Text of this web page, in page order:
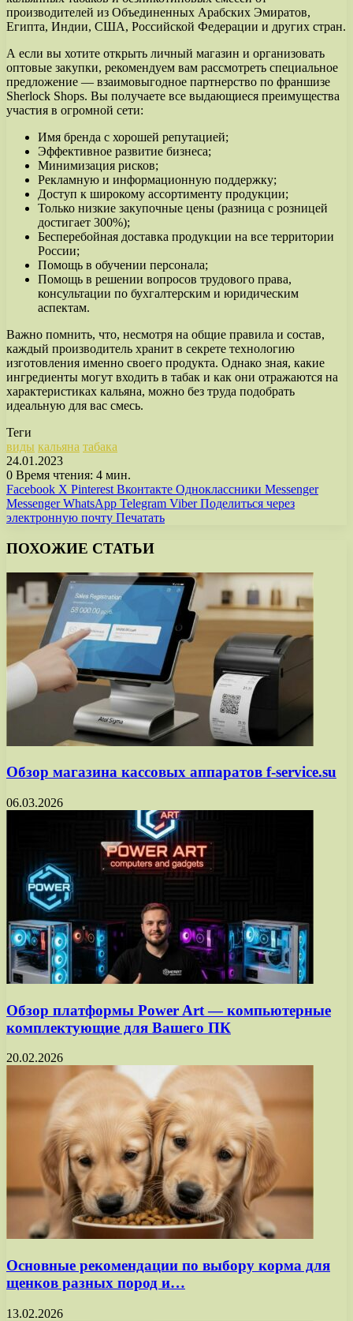
производителей из Объединенных Арабских Эмиратов,
Египта, Индии, США, Российской Федерации и других стран.
А если вы хотите открыть личный магазин и организовать
оптовые закупки, рекомендуем вам рассмотреть специальное
предложение — взаимовыгодное партнерство по франшизе
Sherlock Shops. Вы получаете все выдающиеся преимущества
участия в огромной сети:
Имя бренда с хорошей репутацией;
Эффективное развитие бизнеса;
Минимизация рисков;
Рекламную и информационную поддержку;
Доступ к широкому ассортименту продукции;
Только низкие закупочные цены (разница с розницей
достигает 300%);
Бесперебойная доставка продукции на все территории
России;
Помощь в обучении персонала;
Помощь в решении вопросов трудового права,
консультации по бухгалтерским и юридическим
аспектам.
Важно помнить, что, несмотря на общие правила и состав,
каждый производитель хранит в секрете технологию
изготовления именно своего продукта. Однако зная, какие
ингредиенты могут входить в табак и как они отражаются на
характеристиках кальяна, можно без труда подобрать
идеальную для вас смесь.
Теги
виды кальяна табака
24.01.2023
0 Время чтения: 4 мин.
Facebook X Pinterest Вконтакте Одноклассники Messenger
Messenger WhatsApp Telegram Viber Поделиться через
электронную почту Печатать
ПОХОЖИЕ СТАТЬИ
Обзор магазина кассовых аппаратов f-service.su
06.03.2026
Обзор платформы Power Art — компьютерные
комплектующие для Вашего ПК
20.02.2026
Основные рекомендации по выбору корма для
щенков разных пород и…
13.02.2026